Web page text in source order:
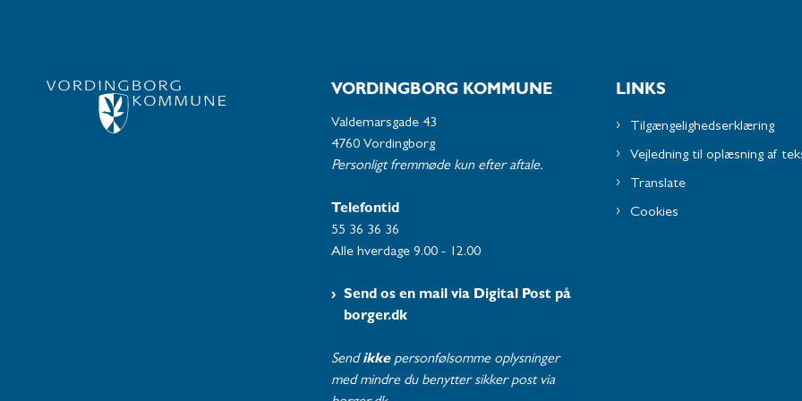
VORDINGBORG KOMMUNE
Valdemarsgade 43
4760 Vordingborg
Personligt fremmøde kun efter aftale.
Telefontid
55 36 36 36
Alle hverdage 9.00 - 12.00
Send os en mail via Digital Post på
borger.dk
Send ikke personfølsomme oplysninger
med mindre du benytter sikker post via
LINKS
Tilgængelighedserklæring
Vejledning til oplæsning af
Translate
Cookies